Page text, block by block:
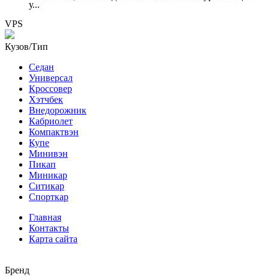
у...
VPS
Кузов/Тип
Седан
Универсал
Кроссовер
Хэтчбек
Внедорожник
Кабриолет
Компактвэн
Купе
Минивэн
Пикап
Миникар
Ситикар
Спорткар
Главная
Контакты
Карта сайта
Бренд